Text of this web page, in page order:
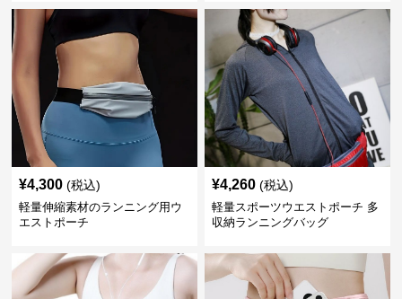
¥4,300 (税込)
軽量伸縮素材のランニング用ウ
エストポーチ
¥4,260 (税込)
軽量スポーツウエストポーチ 多
収納ランニングバッグ